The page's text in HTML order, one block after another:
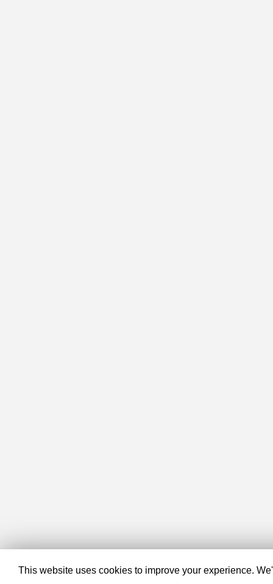
This website uses cookies to improve your experience.